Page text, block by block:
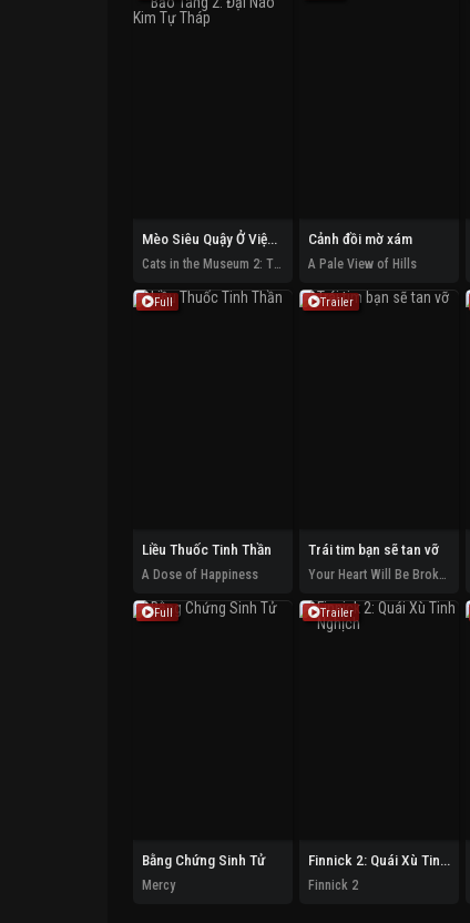
Mèo Siêu Quậy Ở Viện Bảo Tàng 2: Đại Náo Kim Tự Tháp
Cats in the Museum 2: Treasures of Egypt
Cảnh đồi mờ xám
A Pale View of Hills
Full
Liều Thuốc Tinh Thần
A Dose of Happiness
Trailer
Trái tim bạn sẽ tan vỡ
Your Heart Will Be Broken
Full
Bằng Chứng Sinh Tử
Mercy
Trailer
Finnick 2: Quái Xù Tinh Nghịch
Finnick 2